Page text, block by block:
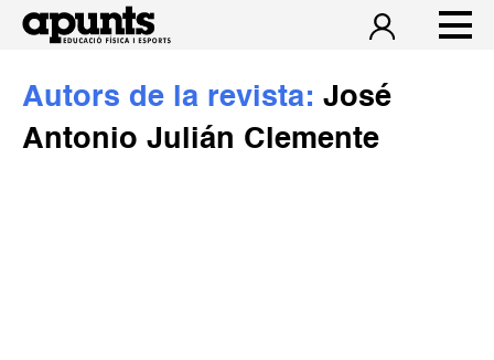
Autors de la revista: José
Antonio Julián Clemente